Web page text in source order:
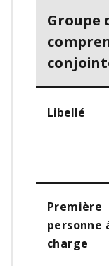
Groupe
Libellé
Première
personne
charge